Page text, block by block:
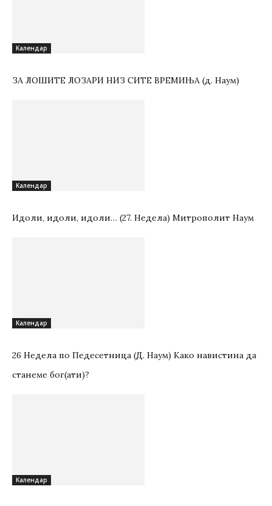
Kалендар
ЗА ЛОШИТЕ ЛОЗАРИ НИЗ СИТЕ ВРЕМИЊА (д. Наум)
Kалендар
Идоли, идоли, идоли… (27. Недела) Митрополит Наум
Kалендар
26 Недела по Педесетница (Д. Наум) Како навистина да
станеме бог(ати)?
Kалендар